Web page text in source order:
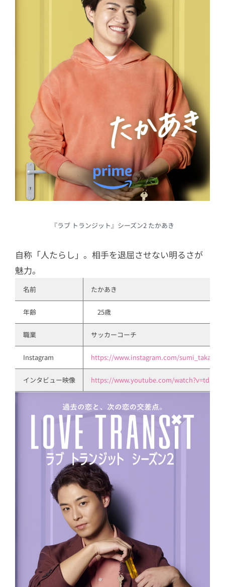
『ラブ トランジット』シーズン2 たかあき
自称「人たらし」。相手を退屈させない明るさが
魅力。
名前 たかあき
年齢 25歳
職業 サッカーコーチ
Instagram https://www.instagram.com/sumi_taka__/
インタビュー映像 https://www.youtube.com/